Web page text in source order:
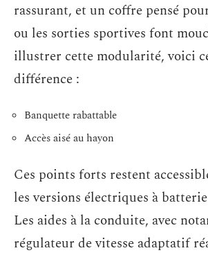
rassurant, et un coffre pensé
ou les sorties sportives font
illustrer cette modularité, voici
différence :
Banquette rabattable
Accès aisé au hayon
Ces points forts restent
les versions électriques à
Les aides à la conduite, avec
régulateur de vitesse adaptatif